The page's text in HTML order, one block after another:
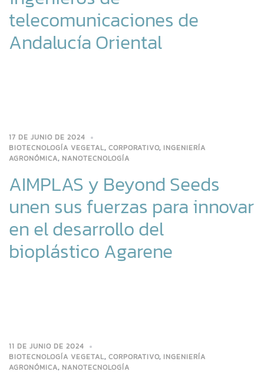
telecomunicaciones de
Andalucía Oriental
17 DE JUNIO DE 2024
BIOTECNOLOGÍA VEGETAL, CORPORATIVO, INGENIERÍA
AGRONÓMICA, NANOTECNOLOGÍA
AIMPLAS y Beyond Seeds
unen sus fuerzas para innovar
en el desarrollo del
bioplástico Agarene
11 DE JUNIO DE 2024
BIOTECNOLOGÍA VEGETAL, CORPORATIVO, INGENIERÍA
AGRONÓMICA, NANOTECNOLOGÍA